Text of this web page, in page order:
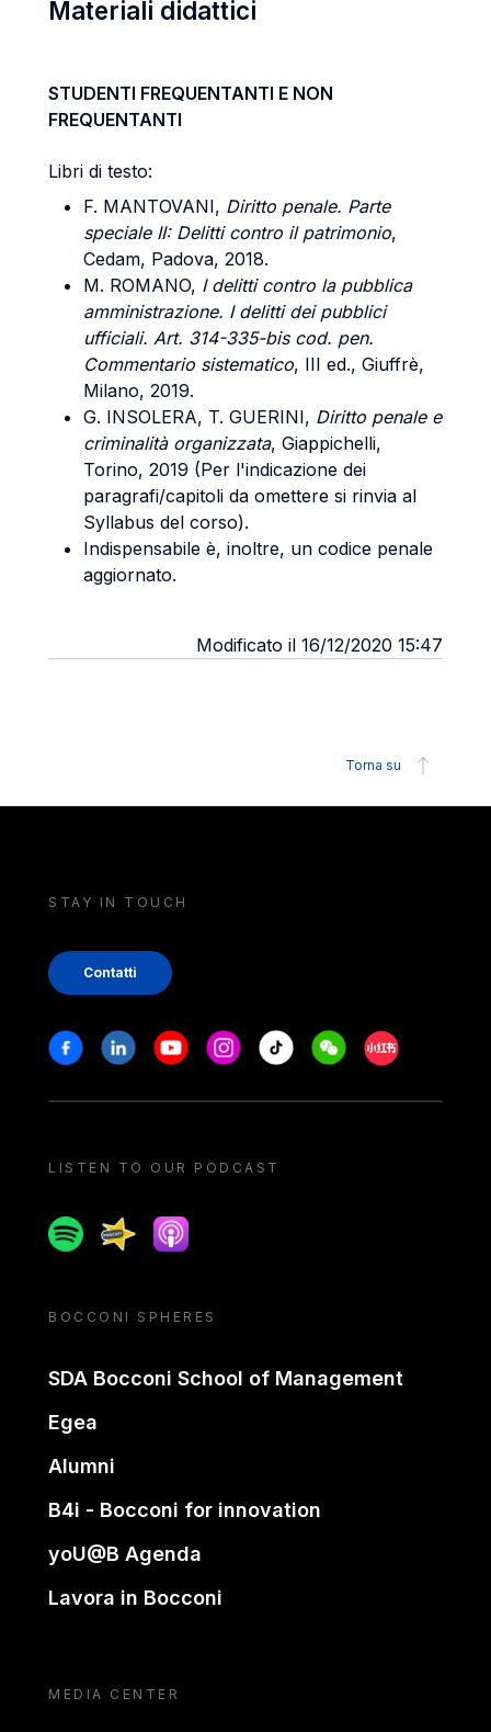
Materiali didattici
STUDENTI FREQUENTANTI E NON
FREQUENTANTI
Libri di testo:
F. MANTOVANI, Diritto penale. Parte
speciale II: Delitti contro il patrimonio,
Cedam, Padova, 2018.
M. ROMANO, I delitti contro la pubblica
amministrazione. I delitti dei pubblici
ufficiali. Art. 314-335-bis cod. pen.
Commentario sistematico, III ed., Giuffrè,
Milano, 2019.
G. INSOLERA, T. GUERINI, Diritto penale e
criminalità organizzata, Giappichelli,
Torino, 2019 (Per l'indicazione dei
paragrafi/capitoli da omettere si rinvia al
Syllabus del corso).
Indispensabile è, inoltre, un codice penale
aggiornato.
Modificato il 16/12/2020 15:47
Torna su
STAY IN TOUCH
Contatti
Stay in touch
FacebookLinkedinYoutubeInstagram
Tiktok WeechatXiaohongshu/
LISTEN TO OUR PODCAST
SpotifySpreakerApple podcast
BOCCONI SPHERES
SDA Bocconi School of Management
Egea
Alumni
B4i - Bocconi for innovation
yoU@B Agenda
Lavora in Bocconi
MEDIA CENTER